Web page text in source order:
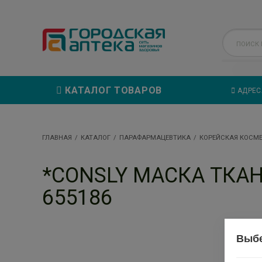
КАТАЛОГ ТОВАРОВ
ГЛАВНАЯ КАТАЛОГ ПАРАФАРМАЦЕВТИКА КОРЕЙСКАЯ
*CONSLY МАСКА
655186